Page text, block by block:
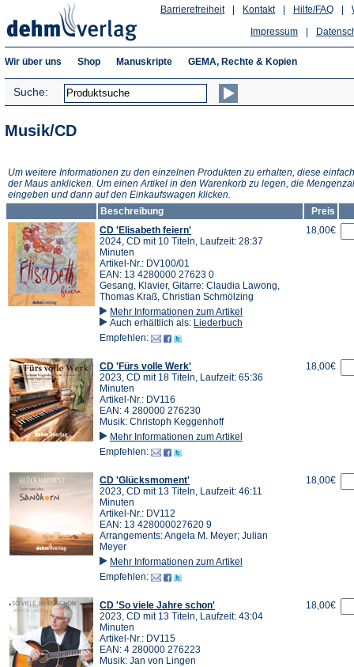
Hilfe/FAQ
Kontakt
Barrierefreiheit
Impressum
Wir über uns Shop Manuskripte GEMA, Rechte & Kopien
Suche:
Musik/CD
Um weitere Informationen zu den einzelnen Produkten zu erhalten, diese
der Maus anklicken. Um einen Artikel in den Warenkorb zu legen, die
eingeben und dann auf den Einkaufswagen klicken.
Beschreibung
Preis
CD 'Elisabeth feiern'
2024, CD mit 10 Titeln, Laufzeit: 28:37
Minuten
Artikel-Nr.: DV100/01
EAN: 13 4280000 27623 0
Gesang, Klavier, Gitarre: Claudia Lawong,
Thomas Kraß, Christian Schmölzing
Mehr Informationen zum Artikel
Auch erhältlich als: Liederbuch
Empfehlen:
18,00€
CD 'Fürs volle Werk'
2023, CD mit 18 Titeln, Laufzeit: 65:36
Minuten
Artikel-Nr.: DV116
EAN: 4 280000 276230
Musik: Christoph Keggenhoff
Mehr Informationen zum Artikel
Empfehlen:
18,00€
CD 'Glücksmoment'
2023, CD mit 13 Titeln, Laufzeit: 46:11
Minuten
Artikel-Nr.: DV112
EAN: 13 428000027620 9
Arrangements: Angela M. Meyer; Julian
Meyer
Mehr Informationen zum Artikel
Empfehlen:
18,00€
CD 'So viele Jahre schon'
2023, CD mit 13 Titeln, Laufzeit: 43:04
Minuten
Artikel-Nr.: DV115
EAN: 4 280000 276223
Musik: Jan von Lingen
18,00€